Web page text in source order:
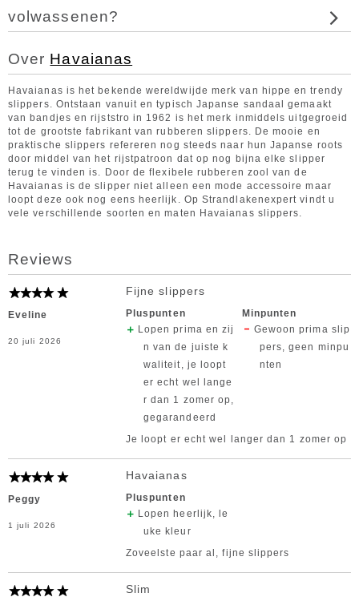
volwassenen?
Over Havaianas
Havaianas is het bekende wereldwijde merk van hippe en trendy
slippers. Ontstaan vanuit en typisch Japanse sandaal gemaakt
van bandjes en rijststro in 1962 is het merk inmiddels uitgegroeid
tot de grootste fabrikant van rubberen slippers. De mooie en
praktische slippers refereren nog steeds naar hun Japanse roots
door middel van het rijstpatroon dat op nog bijna elke slipper
terug te vinden is. Door de flexibele rubberen zool van de
Havaianas is de slipper niet alleen een mode accessoire maar
loopt deze ook nog eens heerlijk. Op Strandlakenexpert vindt u
vele verschillende soorten en maten Havaianas slippers.
Reviews
Eveline
20 juli 2026
Fijne slippers
Pluspunten
Lopen prima en zij
n van de juiste k
waliteit, je loopt
er echt wel lange
r dan 1 zomer op,
gegarandeerd
Minpunten
Gewoon prima slip
pers, geen minpu
nten
Je loopt er echt wel langer dan 1 zomer op
Peggy
1 juli 2026
Havaianas
Pluspunten
Lopen heerlijk, le
uke kleur
Zoveelste paar al, fijne slippers
Slim